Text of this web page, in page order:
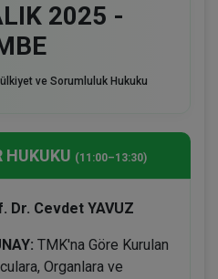
2025 -
ve Sorumluluk Hukuku
HUKUKU (11:00–13:30)
Dr. Cevdet YAVUZ
TMK'na Göre Kurulan
Organlara ve